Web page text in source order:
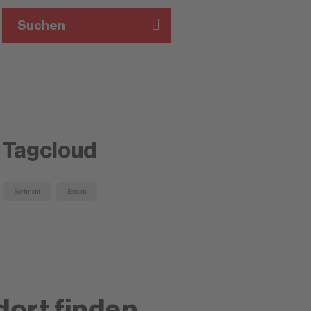
Suchen
Tagcloud
Sortiment Essen